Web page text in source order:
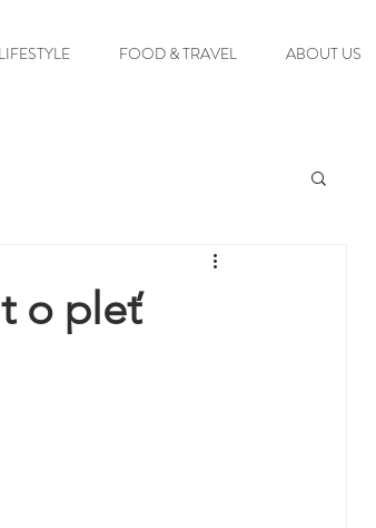
LIFESTYLE FOOD & TRAVEL ABOUT US
o pleť